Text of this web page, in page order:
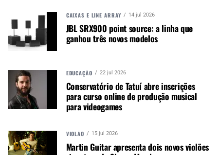
publicação empenhada em
promover e divulgar o mercado e
negócios para o music business,
musicais. Nós amamos o que
fazemos.
Noticias que ajudam seu trabalho com a música.
Acesse o Canal de WhatsApp
CAIXAS E LINE ARRAY 14 jul 2026
JBL SRX900 point source: a linha que
ganhou três novos modelos
EDUCAÇÃO 22 jul 2026
Conservatório de Tatuí abre inscrições
para curso online de produção musical
para videogames
VIOLÃO 15 jul 2026
Martin Guitar apresenta dois novos violões